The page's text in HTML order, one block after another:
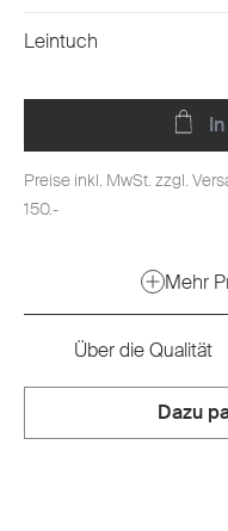
Leintuch
Preise inkl. MwSt. zzgl.
150.-
Mehr
Über die Qualität
Dazu